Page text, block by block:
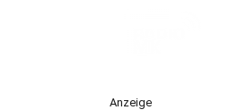
Anzeige